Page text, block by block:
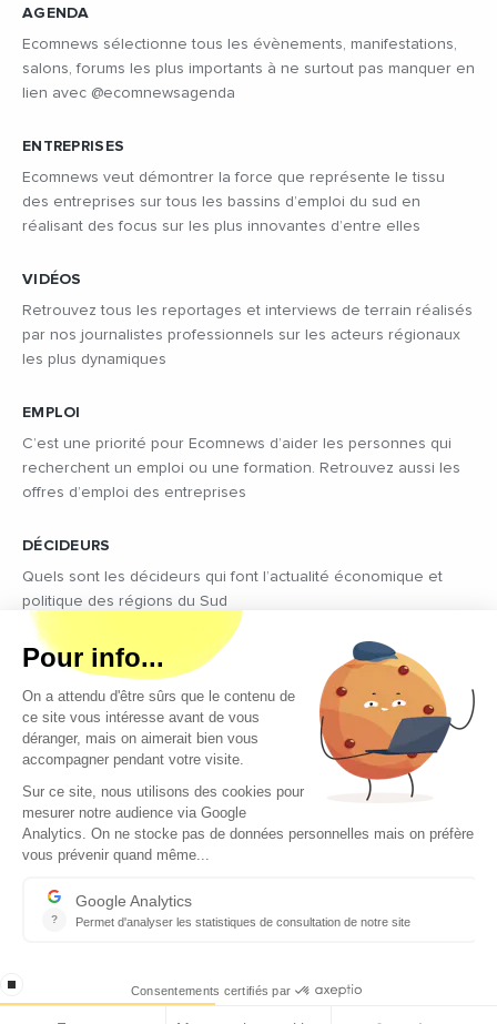
AGENDA
Ecomnews sélectionne tous les évènements, manifestations,
salons, forums les plus importants à ne surtout pas manquer en
lien avec @ecomnewsagenda
ENTREPRISES
Ecomnews veut démontrer la force que représente le tissu
des entreprises sur tous les bassins d’emploi du sud en
réalisant des focus sur les plus innovantes d’entre elles
VIDÉOS
Retrouvez tous les reportages et interviews de terrain réalisés
par nos journalistes professionnels sur les acteurs régionaux
les plus dynamiques
EMPLOI
C’est une priorité pour Ecomnews d’aider les personnes qui
recherchent un emploi ou une formation. Retrouvez aussi les
offres d’emploi des entreprises
DÉCIDEURS
Quels sont les décideurs qui font l’actualité économique et
politique des régions du Sud
Copyright © 2026 - Tous droits réservés
Qui sommes-nous ?
Contact
Conditions générales d’utilisation